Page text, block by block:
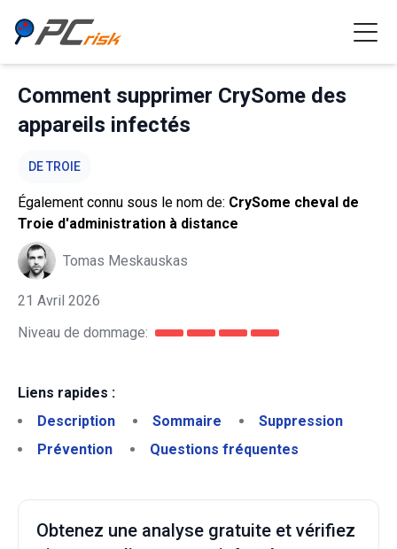
Comment supprimer CrySome des
appareils infectés
DE TROIE
Également connu sous le nom de: CrySome cheval de
Troie d'administration à distance
Tomas Meskauskas
21 Avril 2026
Niveau de dommage:
Liens rapides :
Description
Sommaire
Suppression
Prévention
Questions fréquentes
Obtenez une analyse gratuite et vérifiez